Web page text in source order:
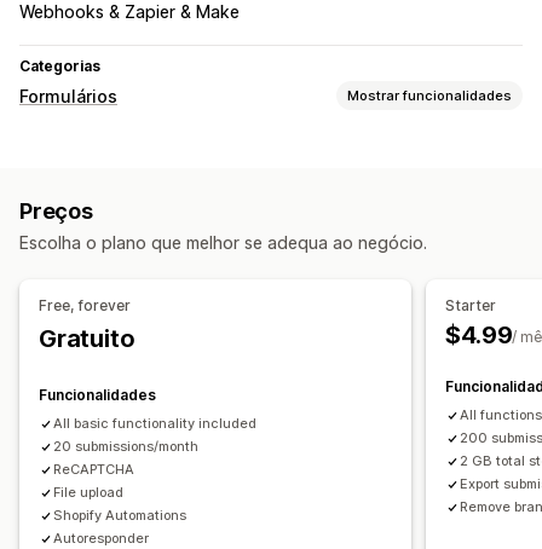
Webhooks & Zapier & Make
Categorias
Formulários Mostrar funcionalidades
Feedback
Newsletters Pop-ups Registos Inquéritos
JavaScript personalizado
Formulários incorporados
Modelos de e-mail
Multilingue
Lógica condicional Caixa de verificação do RGPD
Gestão de dados
Respostas por e-mail
Preços
Escolha o plano que melhor se adequa ao negócio.
Free, forever
Gratuito
Funcionalidades
All basic functionality included
20 submissions/month
ReCAPTCHA
File upload
Shopify Automations
Autoresponder
Starter
$4.99/
All
200
2 GB total
Export
Remove